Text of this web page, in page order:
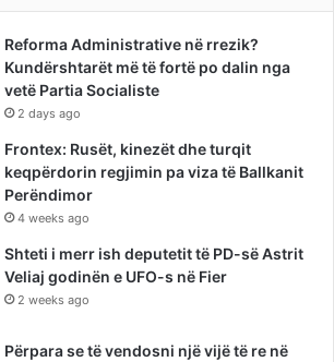
Reforma Administrative në rrezik?
Kundërshtarët më të fortë po dalin nga
vetë Partia Socialiste
2 days ago
Frontex: Rusët, kinezët dhe turqit
keqpërdorin regjimin pa viza të Ballkanit
Perëndimor
4 weeks ago
Shteti i merr ish deputetit të PD-së Astrit
Veliaj godinën e UFO-s në Fier
2 weeks ago
Përpara se të vendosni një vijë të re në